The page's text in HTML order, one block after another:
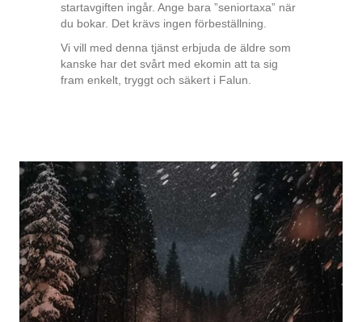
startavgiften ingår. Ange bara ”seniortaxa” när
du bokar. Det krävs ingen förbeställning.
Vi vill med denna tjänst erbjuda de äldre som
kanske har det svårt med ekomin att ta sig
fram enkelt, tryggt och säkert i Falun.